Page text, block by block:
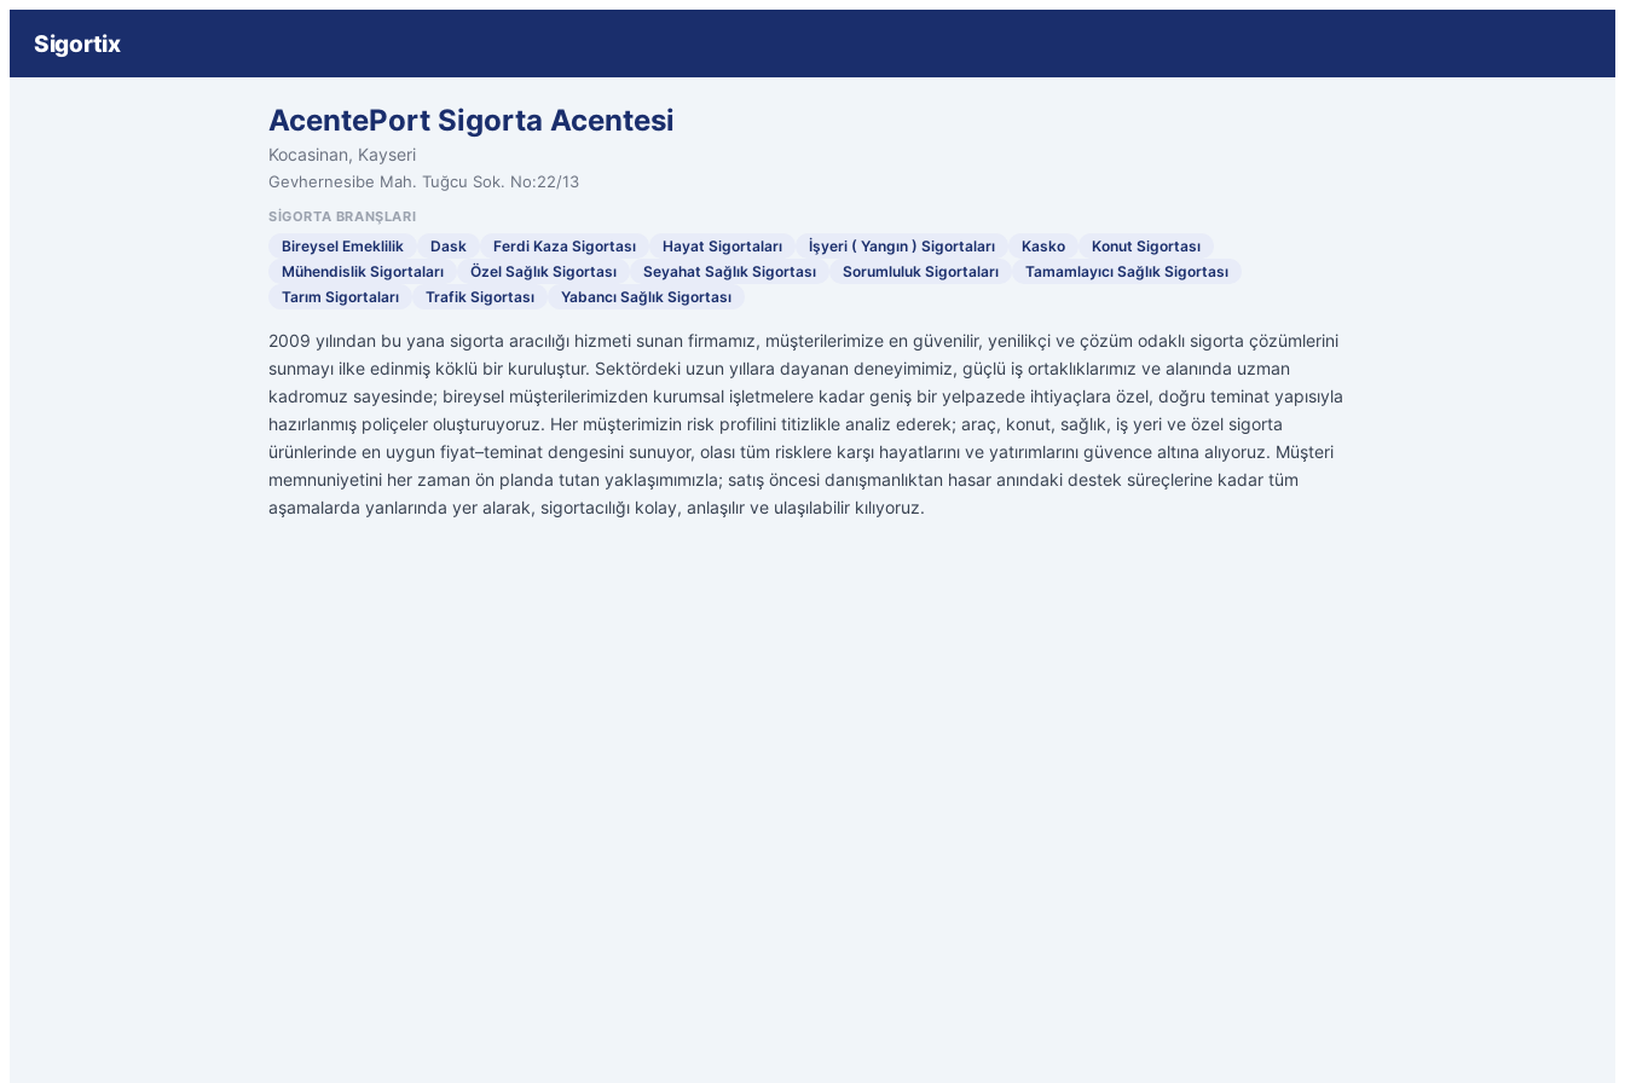
Sigortix
AcentePort Sigorta Acentesi
Kocasinan, Kayseri
Gevhernesibe Mah. Tuğcu Sok. No:22/13
SIGORTA BRANŞLARI
Bireysel Emeklilik Dask Ferdi Kaza Sigortası Hayat Sigortaları İşyeri ( Yangın ) Sigortaları Kasko
Konut Sigortası
Mühendislik Sigortaları
Özel Sağlık Sigortası Seyahat Sağlık Sigortası Sorumluluk Sigortaları
Tamamlayıcı Sağlık Sigortası
Tarım Sigortaları
Trafik Sigortası Yabancı Sağlık Sigortası
2009 yılından bu yana sigorta aracılığı hizmeti sunan firmamız, müşterilerimize en güvenilir, yenilikçi ve çözüm odaklı sigorta çözümlerini
sunmayı ilke edinmiş köklü bir kuruluştur. Sektördeki uzun yıllara dayanan deneyimimiz, güçlü iş ortaklıklarımız ve alanında uzman
kadromuz sayesinde; bireysel müşterilerimizden kurumsal işletmelere kadar geniş bir yelpazede ihtiyaçlara özel, doğru teminat yapısıyla
hazırlanmış poliçeler oluşturuyoruz. Her müşterimizin risk profilini titizlikle analiz ederek; araç, konut, sağlık, iş yeri ve özel sigorta
ürünlerinde en uygun fiyat–teminat dengesini sunuyor, olası tüm risklere karşı hayatlarını ve yatırımlarını güvence altına alıyoruz. Müşteri
memnuniyetini her zaman ön planda tutan yaklaşımımızla; satış öncesi danışmanlıktan hasar anındaki destek süreçlerine kadar tüm
aşamalarda yanlarında yer alarak, sigortacılığı kolay, anlaşılır ve ulaşılabilir kılıyoruz.